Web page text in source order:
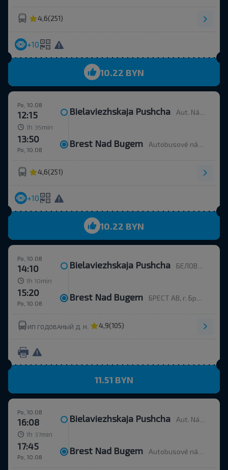
4,6(251)
+10
10.22 BYN
Po, 10.08
12:15 Bielaviezhskaja Pushcha Aut. Nádr.
1h 35 min
Po, 10.08
13:50 Brest Nad Bugem Autobusové nádraží, ulice Ordžonikidze 12.
4,6(251)
+10
10.22 BYN
Po, 10.08
14:10 Bielaviezhskaja Pushcha БЕЛОВЕЖСКАЯ ПУЩА, Каменюкский с/с Каменецкий р-н БРЕСТСКАЯ ОБЛ. Беларусь
1h 10 min
Po, 10.08
15:20 Brest Nad Bugem БРЕСТ АВ, г. Брест, ул. Орджоникидзе, 12, Беларусь
ИП ГОДОВАНЫЙ Д. Н. 4,9(105)
11.51 BYN
Po, 10.08
16:08 Bielaviezhskaja Pushcha Aut. Nádr.
1h 37 min
Po, 10.08
17:45 Brest Nad Bugem Autobusové nádraží, ulice Ordžonikidze 12.